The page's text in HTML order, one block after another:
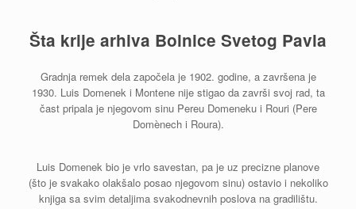
Šta krije arhiva Bolnice Svetog Pavla
Gradnja remek dela započela je 1902. godine, a završena je
1930. Luis Domenek i Montene nije stigao da završi svoj rad, ta
čast pripala je njegovom sinu Pereu Domeneku i Rouri (Pere
Domènech i Roura).
Luis Domenek bio je vrlo savestan, pa je uz precizne planove
(što je svakako olakšalo posao njegovom sinu) ostavio i nekoliko
knjiga sa svim detaljima svakodnevnih poslova na gradilištu.